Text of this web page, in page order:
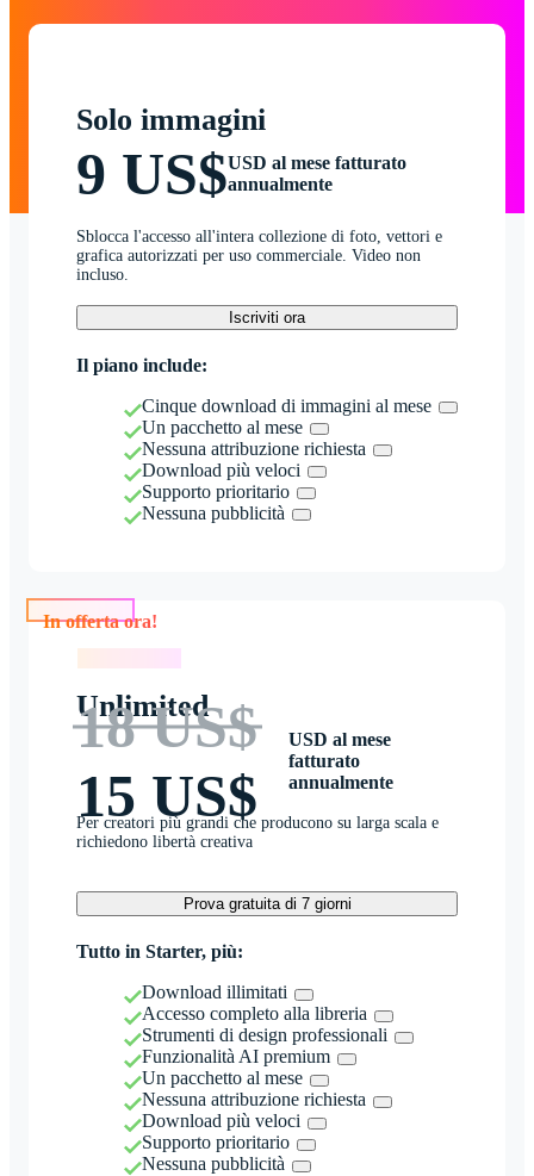
Solo immagini
9 US$USD al mese fatturato
annualmente
Sblocca l'accesso all'intera collezione di foto, vettori e
grafica autorizzati per uso commerciale. Video non
incluso.
Iscriviti ora
Il piano include:
Cinque download di immagini al mese
Un pacchetto al mese
Nessuna attribuzione richiesta
Download più veloci
Supporto prioritario
Nessuna pubblicità
Unlimited
18 US$
15 US$
USD al mese
fatturato
annualmente
Per creatori più grandi che producono su larga scala e
richiedono libertà creativa
Prova gratuita di 7 giorni
Tutto in Starter, più:
Download illimitati
Accesso completo alla libreria
Strumenti di design professionali
Funzionalità AI premium
Un pacchetto al mese
Nessuna attribuzione richiesta
Download più veloci
Supporto prioritario
Nessuna pubblicità